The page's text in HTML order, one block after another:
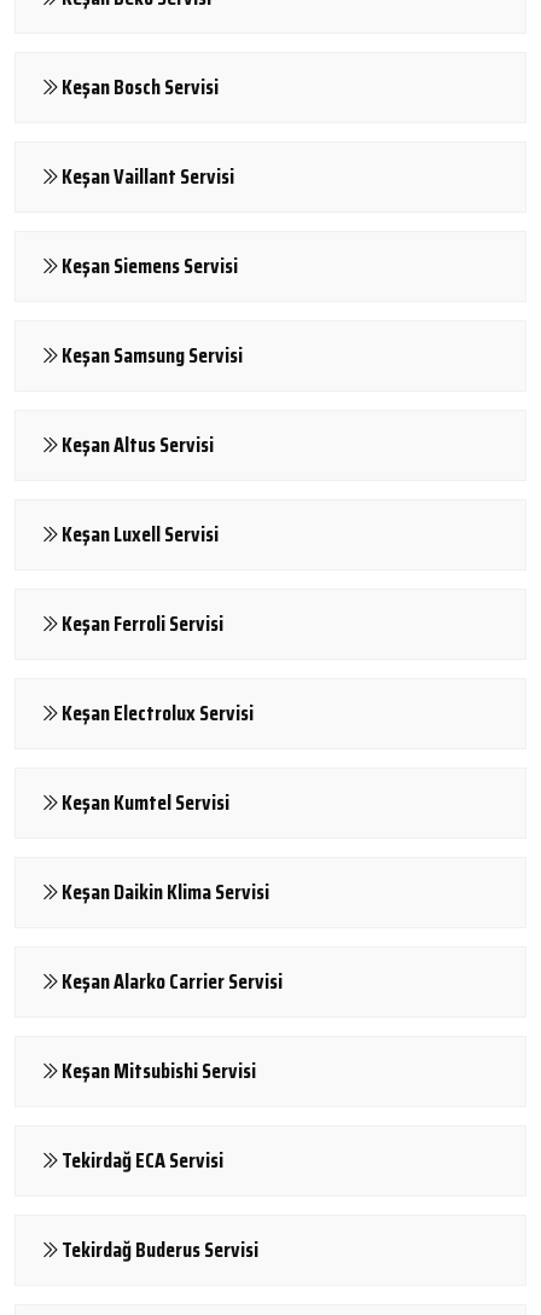
Keşan Bosch Servisi
Keşan Vaillant Servisi
Keşan Siemens Servisi
Keşan Samsung Servisi
Keşan Altus Servisi
Keşan Luxell Servisi
Keşan Ferroli Servisi
Keşan Electrolux Servisi
Keşan Kumtel Servisi
Keşan Daikin Klima Servisi
Keşan Alarko Carrier Servisi
Keşan Mitsubishi Servisi
Tekirdağ ECA Servisi
Tekirdağ Buderus Servisi